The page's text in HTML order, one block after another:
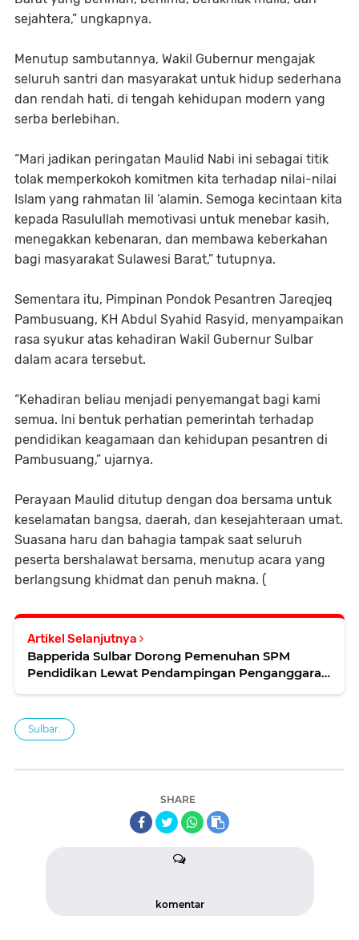
sejahtera,” ungkapnya.
Menutup sambutannya, Wakil Gubernur mengajak
seluruh santri dan masyarakat untuk hidup sederhana
dan rendah hati, di tengah kehidupan modern yang
serba berlebihan.
“Mari jadikan peringatan Maulid Nabi ini sebagai titik
tolak memperkokoh komitmen kita terhadap nilai-nilai
Islam yang rahmatan lil ‘alamin. Semoga kecintaan kita
kepada Rasulullah memotivasi untuk menebar kasih,
menegakkan kebenaran, dan membawa keberkahan
bagi masyarakat Sulawesi Barat,” tutupnya.
Sementara itu, Pimpinan Pondok Pesantren Jareqjeq
Pambusuang, KH Abdul Syahid Rasyid, menyampaikan
rasa syukur atas kehadiran Wakil Gubernur Sulbar
dalam acara tersebut.
“Kehadiran beliau menjadi penyemangat bagi kami
semua. Ini bentuk perhatian pemerintah terhadap
pendidikan keagamaan dan kehidupan pesantren di
Pambusuang,” ujarnya.
Perayaan Maulid ditutup dengan doa bersama untuk
keselamatan bangsa, daerah, dan kesejahteraan umat.
Suasana haru dan bahagia tampak saat seluruh
peserta bershalawat bersama, menutup acara yang
berlangsung khidmat dan penuh makna. (
Artikel Selanjutnya
Bapperida Sulbar Dorong Pemenuhan SPM
Pendidikan Lewat Pendampingan Penganggaran
Sulbar.
SHARE
komentar